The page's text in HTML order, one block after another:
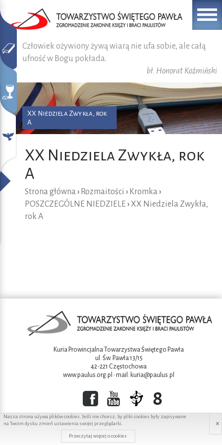
Człowiek ożywiony żywą wiarą nie ufa sobie, ale całą
ufność w Bogu pokłada.
bł. Honorat Koźmiński
XX Niedziela Zwykła, rok
A
XX Niedziela Zwykła, rok
A
Strona główna › Rozmaitości › Kromka ›
POSZCZEGÓLNE NIEDZIELE›XX Niedziela Zwykła,
rok A
Kuria Prowincjalna Towarzystwa Świętego Pawła
ul. Św. Pawła 13/15
42-221 Częstochowa
www.paulus.org.pl • mail: kuria@paulus.pl
Copyright ©2016 Towarzystwo świętego Pawła
Projekt i wykonanie:
Nasza strona używa plików cookies. Jeśli nie chcesz, by pliki cookies były zapisywane
na Twoim dysku zmień ustawienia swojej przeglądarki.
×
Przeczytaj więcej o cookies